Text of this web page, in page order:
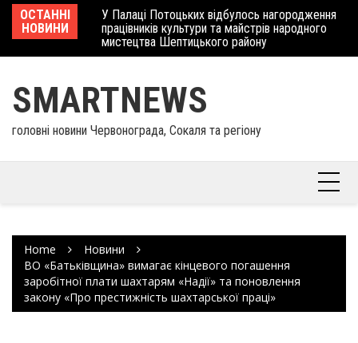
Skip
content
ОСТАННІ
НОВИНИ
У Палаці Потоцьких відбулось нагородження
працівників культури та майстрів народного
мистецтва Шептицького району
SMARTNEWS
головні новини Червонограда, Сокаля та регіону
Home
Новини
ВО «Батьківщина» вимагає кінцевого погашення
заробітної плати шахтарям «Надії» та поновлення
закону «Про престижність шахтарської праці»